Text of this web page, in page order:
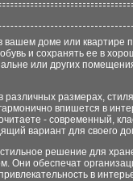
вашем доме или квартире
и сохранять ее в
или других
различных размерах,
впишется в
- современный,
вариант для своего
решение для
Они обеспечат
в